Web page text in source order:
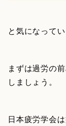
と気になって
まずは過労の
しましょう。
日本疲労学会